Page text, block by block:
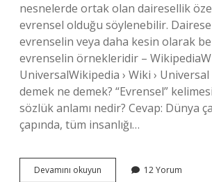
nesnelerde ortak olan dairesellik
evrensel olduğu söylenebilir.
evrenselin veya daha kesin olarak
evrenselin örnekleridir –
UniversalWikipedia › Wiki ›
demek ne demek? “Evrensel”
sözlük anlamı nedir? Cevap: Dünya
çapında, tüm insanlığı…
Devamını okuyun Evrensellik 12 Yorum